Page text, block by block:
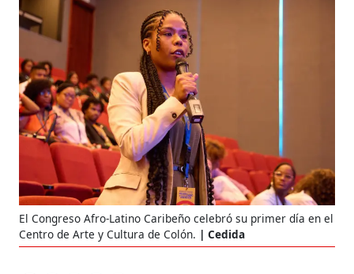
El Congreso Afro-Latino Caribeño celebró su primer día en el
Centro de Arte y Cultura de Colón.
Cedida